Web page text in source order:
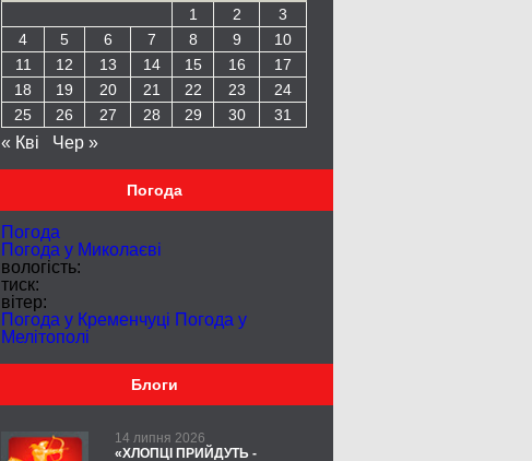
1
2
3
4
5 6 7 8 9
10
11
12 13 14 15 16
17
18
19 20 21 22 23
24
25
26 27 28 29 30 31
« Кві Чер »
Погода
Погода
Погода у Миколаєві
вологість:
тиск:
вітер:
Погода у Кременчуці Погода у
Мелітополі
Блоги
14 липня 2026
«ХЛОПЦІ ПРИЙДУТЬ -